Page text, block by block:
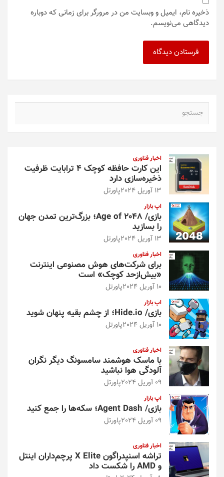
ذخیره نام، ایمیل و وبسایت من در مرورگر برای زمانی که دوباره
دیدگاهی می‌نویسم.
اخبار فناوری
این کارت حافظه کوچک ۴ ترابایت ظرفیت
ذخیره‌سازی دارد
13 آوریل 2024 پاورتل
اپ بازار
بازی/ Age of 2048؛ بزرگ‌ترین تمدن جهان
را بسازید
13 آوریل 2024 پاورتل
اخبار فناوری
برای شرکت‌های هوش مصنوعی اینترنت
«بیش‌از‌حد کوچک» است
10 آوریل 2024 پاورتل
اپ بازار
بازی/ Hide.io؛ از چشم بقیه پنهان شوید
10 آوریل 2024 پاورتل
اخبار فناوری
با ماسک هوشمند سامسونگ دیگر نگران
آلودگی هوا نباشید
09 آوریل 2024 پاورتل
اپ بازار
بازی/ Agent Dash؛ سکه‌ها را جمع کنید
09 آوریل 2024 پاورتل
اخبار فناوری
تراشه اسنپدراگون X Elite پرچم‌داران اینتل
و AMD را شکست داد